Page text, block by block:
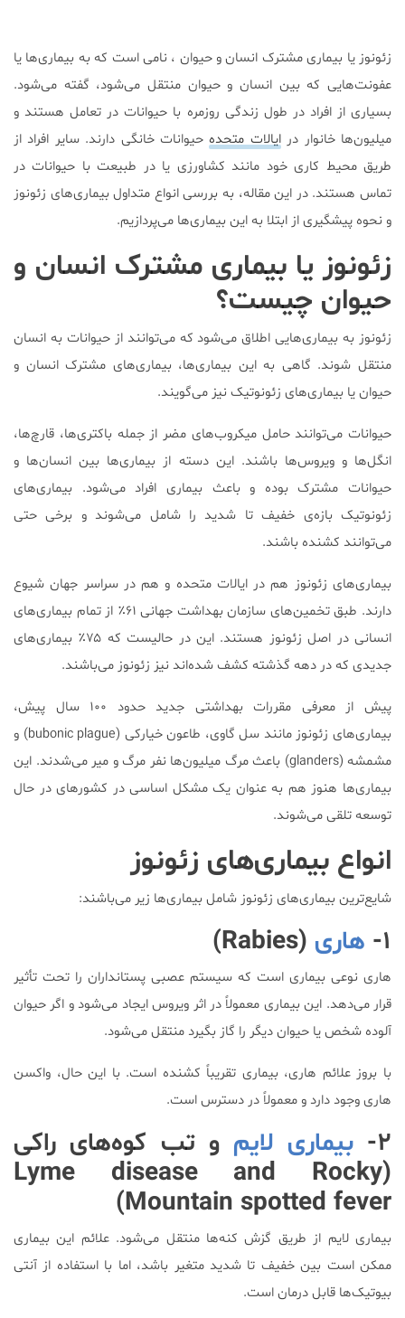
زئونوز یا بیماری مشترک انسان و حیوان ، نامی است که به بیماری‌ها یا
عفونت‌هایی که بین انسان و حیوان منتقل می‌شود، گفته می‌شود.
بسیاری از افراد در طول زندگی روزمره با حیوانات در تعامل هستند و
میلیون‌ها خانوار درایالات متحده حیوانات خانگی دارند. سایر افراد از
طریق محیط کاری خود مانند کشاورزی یا در طبیعت با حیوانات در
تماس هستند. در این مقاله، به بررسی انواع متداول بیماری‌های زئونوز
و نحوه پیشگیری از ابتلا به این بیماری‌ها می‌پردازیم.
زئونوز یا بیماری مشترک انسان و
حیوان چیست؟
زئونوز به بیماری‌هایی اطلاق می‌شود که می‌توانند از حیوانات به انسان
منتقل شوند. گاهی به این بیماری‌ها، بیماری‌های مشترک انسان و
حیوان یا بیماری‌های زئونوتیک نیز می‌گویند.
حیوانات می‌توانند حامل میکروب‌های مضر از جمله باکتری‌ها، قارچ‌ها،
انگل‌ها و ویروس‌ها باشند. این دسته‌ از بیماری‌ها بین انسان‌ها و
حیوانات مشترک بوده و باعث بیماری افراد می‌شود. بیماری‌های
زئونوتیک بازه‌ی خفیف تا شدید را شامل می‌شوند و برخی حتی
می‌توانند کشنده باشند.
بیماری‌های زئونوز هم در ایالات متحده و هم در سراسر جهان شیوع
دارند. طبق تخمین‌های سازمان بهداشت جهانی ۶۱٪ از تمام بیماری‌های
انسانی در اصل زئونوز هستند. این در حالیست که ۷۵٪ بیماری‌های
جدیدی كه در دهه گذشته كشف شده‌اند نیز زئونوز می‌باشند.
پیش از معرفی مقررات بهداشتی جدید حدود ۱۰۰ سال پیش،
بیماری‌های زئونوز مانند سل گاوی، طاعون خیارکی (bubonic plague) و
مشمشه (glanders) باعث مرگ میلیون‌ها نفر مرگ و میر می‌شدند. این
بیماری‌ها هنوز هم به عنوان یک مشکل اساسی در کشورهای در حال
توسعه تلقی می‌شوند.
انواع بیماری‌های زئونوز
شایع‌ترین بیماری‌های زئونوز شامل بیماری‌ها زیر می‌باشند:
۱- هاری (Rabies)
هاری نوعی بیماری است که سیستم عصبی پستانداران را تحت تأثیر
قرار می‌دهد. این بیماری معمولاً در اثر ویروس ایجاد می‌شود و اگر حیوان
آلوده شخص یا حیوان دیگر را گاز بگیرد منتقل می‌شود.
با بروز علائم هاری، بیماری تقریباً کشنده است. با این حال، واکسن
هاری وجود دارد و معمولاً در دسترس است.
۲- بیماری لایم و تب کوه‌های راکی
(Lyme disease and Rocky
Mountain spotted fever)
بیماری لایم از طریق گزش کنه‌ها منتقل می‌شود. علائم این بیماری
ممکن است بین خفیف تا شدید متغیر باشد، اما با استفاده از آنتی
بیوتیک‌ها قابل درمان است.